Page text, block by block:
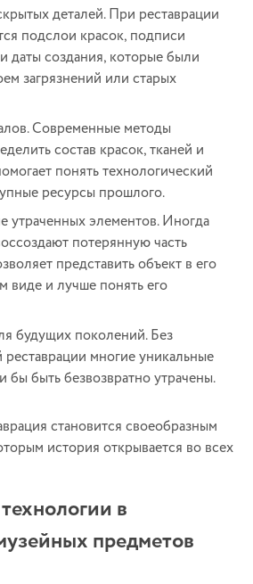
деталей. При реставрации
подслои красок, подписи
даты создания, которые были
загрязнений или старых
Современные методы
состав красок, тканей и
понять технологический
ресурсы прошлого.
утраченных элементов. Иногда
потерянную часть
представить объект в его
виде и лучше понять его
будущих поколений. Без
многие уникальные
бы быть безвозвратно утрачены.
становится своеобразным
история открывается во всех
в
предметов